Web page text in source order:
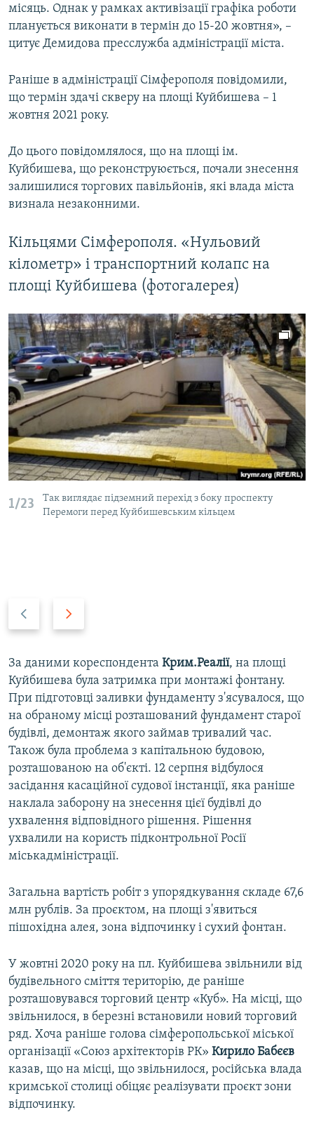
місяць. Однак у рамках активізації графіка роботи
планується виконати в термін до 15-20 жовтня», –
цитує Демидова пресслужба адміністрації міста.
Раніше в адміністрації Сімферополя повідомили,
що термін здачі скверу на площі Куйбишева – 1
жовтня 2021 року.
До цього повідомлялося, що на площі ім.
Куйбишева, що реконструюється, почали знесення
залишилися торгових павільйонів, які влада міста
визнала незаконними.
Кільцями Сімферополя. «Нульовий
кілометр» і транспортний колапс на
площі Куйбишева (фотогалерея)
1/23
Так виглядає підземний перехід з боку проспекту
Перемоги перед Куйбишевським кільцем
v
i
o
u
s
s
l
i
d
e
t
s
l
i
d
e
За даними кореспондента Крим.Реалії, на площі
Куйбишева була затримка при монтажі фонтану.
При підготовці заливки фундаменту з'ясувалося, що
на обраному місці розташований фундамент старої
будівлі, демонтаж якого займав тривалий час.
Також була проблема з капітальною будовою,
розташованою на об'єкті. 12 серпня відбулося
засідання касаційної судової інстанції, яка раніше
наклала заборону на знесення цієї будівлі до
ухвалення відповідного рішення. Рішення
ухвалили на користь підконтрольної Росії
міськадміністрації.
Загальна вартість робіт з упорядкування складе 67,6
млн рублів. За проєктом, на площі з'явиться
пішохідна алея, зона відпочинку і сухий фонтан.
У жовтні 2020 року на пл. Куйбишева звільнили від
будівельного сміття територію, де раніше
розташовувався торговий центр «Куб». На місці, що
звільнилося, в березні встановили новий торговий
ряд. Хоча раніше голова сімферопольської міської
організації «Союз архітекторів РК» Кирило Бабєєв
казав, що на місці, що звільнилося, російська влада
кримської столиці обіцяє реалізувати проєкт зони
відпочинку.